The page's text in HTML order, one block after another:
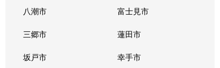
八潮市 富士見市
三郷市 蓮田市
坂戸市 幸手市